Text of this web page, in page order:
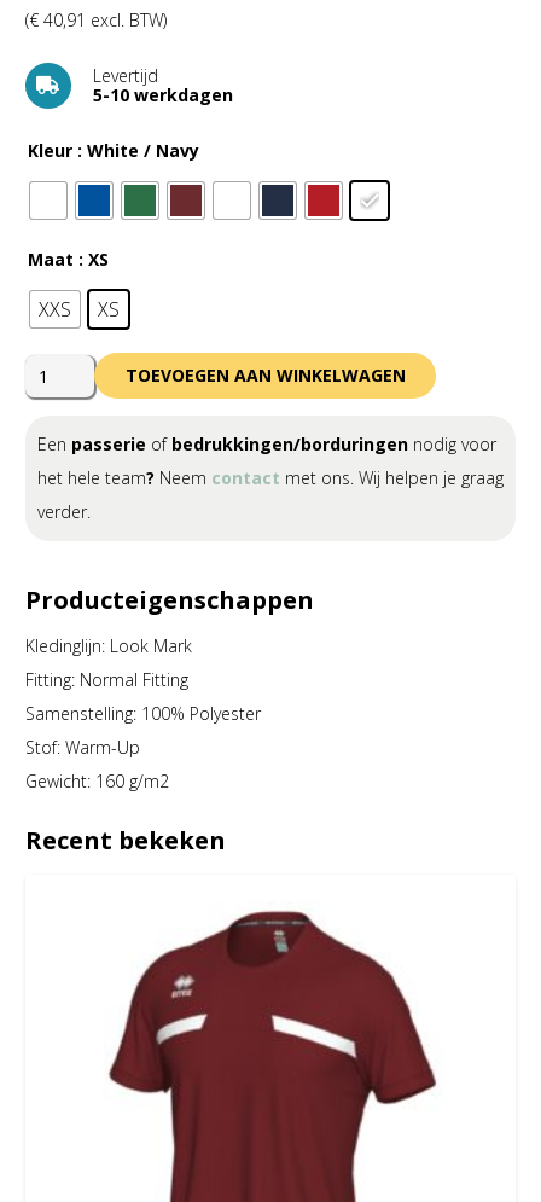
(€ 40,91 excl. BTW)
Levertijd
5-10 werkdagen
Kleur : White / Navy
Maat : XS
XXS XS
Errea
Matt
Top
Junior
aantal
TOEVOEGEN AAN WINKELWAGEN
Een passerie of bedrukkingen/borduringen nodig voor
het hele team? Neem contact met ons. Wij helpen je graag
verder.
Producteigenschappen
Kledinglijn: Look Mark
Fitting: Normal Fitting
Samenstelling: 100% Polyester
Stof: Warm-Up
Gewicht: 160 g/m2
Recent bekeken